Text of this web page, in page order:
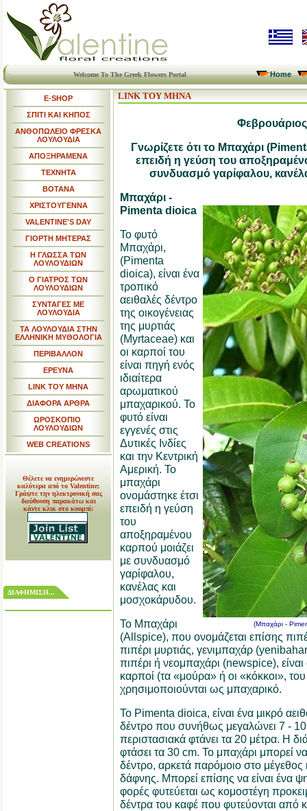
Welcome To The Greek Flowers Portal Home
E-SHOP
ΣΠΙΤΙ ΚΑΙ ΚΗΠΟΣ
ΑΝΘΟΠΩΛΕΙΟ ΦΡΕΣΚΑ
ΛΟΥΛΟΥΔΙΑ
ΑΠΟΞΗΡΑΜΕΝΑ
ΤΕΧΝΗΤΑ
ΒΟΤΑΝΑ
ΧΡΙΣΤΟΥΓΕΝΝΑ
VALENTINE'S DAY
ΓΙΟΡΤΗ ΜΗΤΕΡΑΣ
Η ΓΛΩΣΣΑ ΤΩΝ
ΛΟΥΛΟΥΔΙΩΝ
Ο ΓΙΑΤΡΟΣ ΤΩΝ
ΛΟΥΛΟΥΔΙΩΝ
ΣΥΝΤΑΓΕΣ ΜΕ
ΛΟΥΛΟΥΔΙΑ
ΤΑ ΛΟΥΛΟΥΔΙΑ ΣΤΗΝ
ΕΛΛΗΝΙΚΗ ΜΥΘΟΛΟΓΙΑ
ΠΕΡΙΒΑΛΛΟΝ
ΕΡΕΥΝΑ
LINK TOY MHNA
ΔΙΑΦΟΡΑ ΑΡΘΡΑ
ΩΡΟΣΚΟΠΙΟ
ΛΟΥΛΟΥΔΙΩΝ
WEB CREATIONS
Θέλετε να ενημερώνεστε
καλύτερα από το Valentine;
Γράψτε την ηλεκτρονική σας
διεύθυνση παρακάτω και
κάντε κλικ στο κουμπί:
ΔΙΑΦΗΜΙΣΗ...
LINK ΤΟΥ ΜΗΝΑ
Γνωρίζετε ότι το Μπαχάρι
επειδή η γεύση του
συνδυασμό γαρίφαλου,
(Μπαχάρι -
Μπαχάρι -
Pimenta dioica
Το φυτό
Μπαχάρι,
(Pimenta
dioica), είναι ένα
τροπικό
αειθαλές δέντρο
της οικογένειας
της μυρτιάς
(Myrtaceae) και
οι καρποί του
είναι πηγή ενός
ιδιαίτερα
αρωματικού
μπαχαρικού. Το
φυτό είναι
εγγενές στις
Δυτικές Ινδίες
και την Κεντρική
Αμερική. Το
μπαχάρι
ονομάστηκε έτσι
επειδή η γεύση
του
αποξηραμένου
καρπού μοιάζει
με συνδυασμό
γαρίφαλου,
κανέλας και
μοσχοκάρυδου.
Το Μπαχάρι
(Allspice), που ονομάζεται επίσης
πιπέρι μυρτιάς, γενιμπαχάρ
πιπέρι ή νεομπαχάρι (newspice),
καρποί (τα «μούρα» ή οι «κόκκοι»,
χρησιμοποιούνται ως μπαχαρικό.
Το Pimenta dioica, είναι ένα μικρό
δέντρο που συνήθως μεγαλώνει 7 -
περιστασιακά φτάνει τα 20 μέτρα. Η
φτάσει τα 30 cm. Το μπαχάρι μπορεί
δέντρο, αρκετά παρόμοιο στο
δάφνης. Μπορεί επίσης να είναι ένα
φορές φυτεύεται ως κομοστέγη
δέντρα του καφέ που φυτεύονται από